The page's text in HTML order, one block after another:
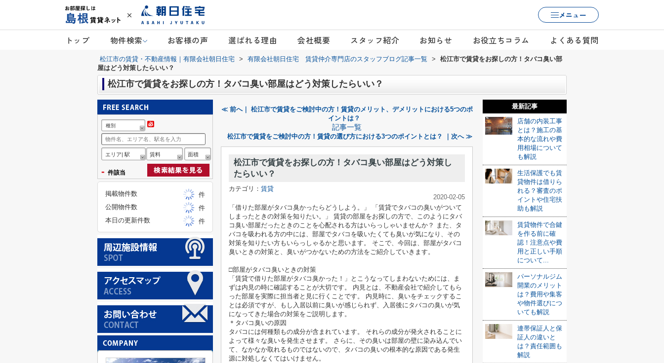
メニュー
トップ 物件検索 お客様の声 選ばれる理由 会社概要 スタッフ紹介 お知らせ お役立ちコラム よくある質問
松江市の賃貸・不動産情報｜有限会社朝日住宅 > 有限会社朝日住宅 賃貸仲介専門店のスタッフブログ記事一覧 >
松江市で賃貸をお探しの方！タバコ臭い部
屋はどう対策したらいい？
松江市で賃貸をお探しの方！タバコ臭い部屋はどう対策したらいい？
≪ 前へ｜ 松江市で賃貸をご検討中の方！賃貸のメリット、デメリットにおける5つのポ
イントは？
記事一覧
松江市で賃貸をご検討中の方！賃貸の選び方における3つのポイントとは？ ｜次へ ≫
松江市で賃貸をお探しの方！タバコ臭い部屋はどう対策し
たらいい？
カテゴリ： 賃貸
2020-02-05
「借りた部屋がタバコ臭かったらどうしよう。」 「賃貸でタバコの臭いがついて
しまったときの対策を知りたい。」 賃貸の部屋をお探しの方で、このようにタバ
コ臭い部屋だったときのことを心配される方はいらっしゃいませんか？ また、タ
バコを吸われる方の中には、部屋でタバコを吸いたくても臭いが気になり、その
対策を知りたい方もいらっしゃるかと思います。 そこで、今回は、部屋がタバコ
臭いときの対策と、臭いがつかないための方法をご紹介していきます。
□部屋がタバコ臭いときの対策
「賃貸で借りた部屋がタバコ臭かった！」とこうなってしまわないためには、ま
ずは内見の時に確認することが大切です。 内見とは、不動産会社で紹介してもら
った部屋を実際に担当者と見に行くことです。 内見時に、臭いをチェックするこ
とは必須ですが、もし入居以前に臭いが感じられず、入居後にタバコの臭いが気
になってきた場合の対策をご説明します。
＊タバコ臭いの原因
タバコには何種類もの成分が含まれています。 それらの成分が発火されることに
よって様々な臭いを発生させます。 さらに、その臭いは部屋の壁に染み込んでい
て、なかなか取れるものではないので、タバコの臭いの根本的な原因である発生
源に対処しなくてはいけません。
最新記事
店舗の内装工事
とは？施工の基
本的な流れや費
用相場について
も解説
生活保護でも賃
貸物件は借りら
れる？審査のポ
イントや住宅扶
助も解説
賃貸物件で合鍵
を作る前に確
認！注意点や費
用と正しい手順
について...
パーソナルジム
開業のメリット
は？費用や集客
や物件選びにつ
いても解説
連帯保証人と保
証人の違いと
は？責任範囲も
解説
種別
エリア| 駅 賃料 面積
- 件該当
掲載物件数
件
公開物件数
件
本日の更新件数
件